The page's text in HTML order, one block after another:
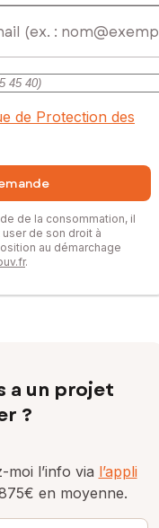
de Protection des
de la consommation, il
de son droit à
au démarchage
.
a un projet
?
l’info via l’appli
en moyenne.